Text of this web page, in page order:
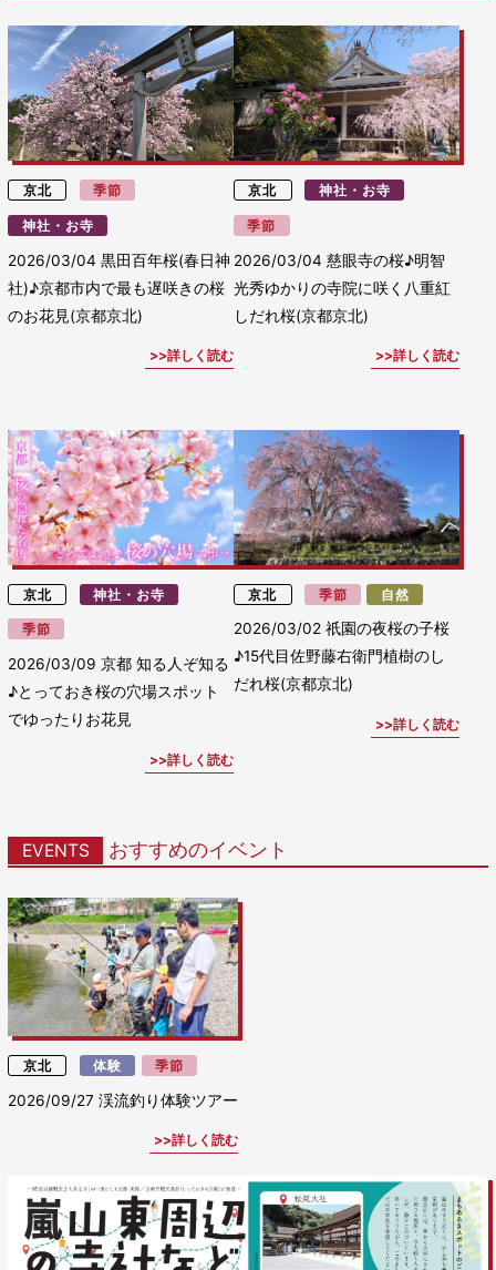
京北 季節
神社・お寺
2026/03/04黒田百年桜(春日神
社)♪京都市内で最も遅咲きの桜
のお花見(京都京北)
詳しく読む
京北 神社・お寺
季節
2026/03/04 慈眼寺の桜♪明智
光秀ゆかりの寺院に咲く八重紅
しだれ桜(京都京北)
詳しく読む
京北 神社・お寺
季節
2026/03/09京都 知る人ぞ知る
♪とっておき桜の穴場スポット
でゆったりお花見
詳しく読む
京北 季節 自然
2026/03/02 祇園の夜桜の子桜
♪15代目佐野藤右衛門植樹のし
だれ桜(京都京北)
詳しく読む
EVENTS おすすめのイベント
京北 体験 季節
2026/09/27渓流釣り体験ツアー
詳しく読む